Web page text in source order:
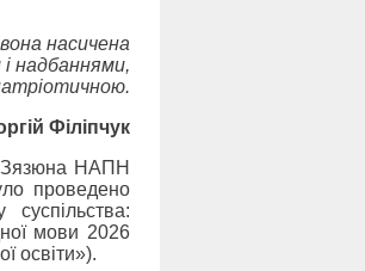
насичена
надбаннями,
Філіпчук
Зязюна НАПН
проведено
мови 2026
освіти»).